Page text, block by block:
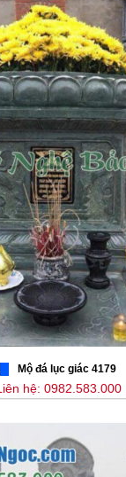
Mộ đá lục giác 4179
hệ: 0982.583.000